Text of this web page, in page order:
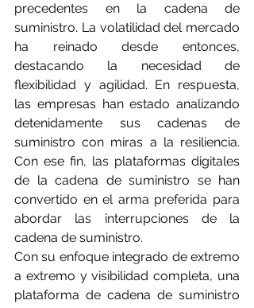
precedentes en la cadena de
suministro. La volatilidad del mercado
ha reinado desde entonces,
destacando la necesidad de
flexibilidad y agilidad. En respuesta,
las empresas han estado analizando
detenidamente sus cadenas de
suministro con miras a la resiliencia.
Con ese fin, las plataformas digitales
de la cadena de suministro se han
convertido en el arma preferida para
abordar las interrupciones de la
cadena de suministro.
Con su enfoque integrado de extremo
a extremo y visibilidad completa, una
plataforma de cadena de suministro